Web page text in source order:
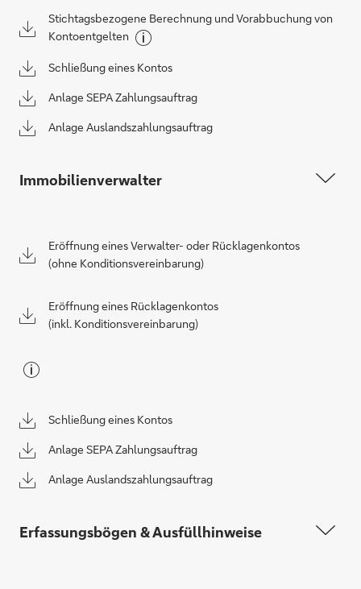
Stichtagsbezogene Berechnung und Vorabbuchung von
Kontoentgelten
Schließung eines Kontos
Anlage SEPA Zahlungsauftrag
Anlage Auslandszahlungsauftrag
Immobilienverwalter
Eröffnung eines Verwalter- oder Rücklagenkontos
(ohne Konditionsvereinbarung)
Eröffnung eines Rücklagenkontos
(inkl. Konditionsvereinbarung)
Schließung eines Kontos
Anlage SEPA Zahlungsauftrag
Anlage Auslandszahlungsauftrag
Erfassungsbögen & Ausfüllhinweise